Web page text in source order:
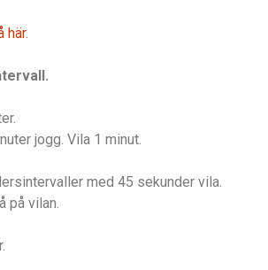
här.
jogg. Vila 1 minut.
med 45 sekunder vila.
på vilan.